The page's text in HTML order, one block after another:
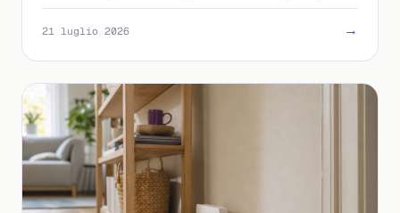
partire già connesso.
21 luglio 2026 →